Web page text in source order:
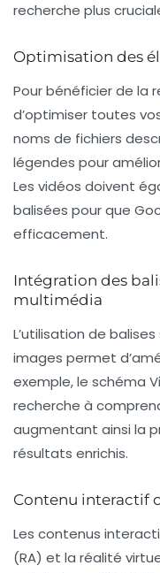
recherche plus
Optimisation des
Pour bénéficier de la
d’optimiser toutes
noms de fichiers
légendes pour
Les vidéos doivent
balisées pour que
efficacement.
Intégration des
multimédia
L’utilisation de balises
images permet
exemple, le schéma
recherche à
augmentant ainsi la
résultats enrichis.
Contenu interactif
Les contenus
(RA) et la réalité